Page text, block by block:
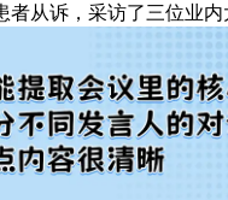
者从诉，采访了三位业